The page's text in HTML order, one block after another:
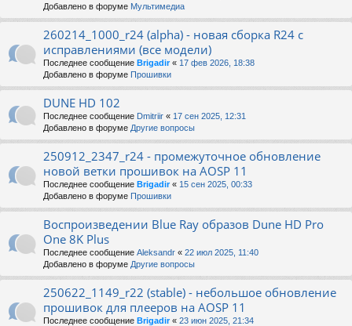
Добавлено в форуме Мультимедиа
260214_1000_r24 (alpha) - новая сборка R24 с
исправлениями (все модели)
Последнее сообщение Brigadir« 17 фев 2026, 18:38
Добавлено в форуме Прошивки
DUNE HD 102
Последнее сообщение Dmitriir « 17 сен 2025, 12:31
Добавлено в форуме Другие вопросы
250912_2347_r24 - промежуточное обновление
новой ветки прошивок на AOSP 11
Последнее сообщение Brigadir« 15 сен 2025, 00:33
Добавлено в форуме Прошивки
Воспроизведении Blue Ray образов Dune HD Pro
One 8K Plus
Последнее сообщение Aleksandr « 22 июл 2025, 11:40
Добавлено в форуме Другие вопросы
250622_1149_r22 (stable) - небольшое обновление
прошивок для плееров на AOSP 11
Последнее сообщение Brigadir« 23 июн 2025, 21:34